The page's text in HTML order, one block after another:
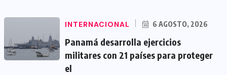
INTERNACIONAL 6 AGOSTO, 2026
Panamá desarrolla ejercicios
militares con 21 países para proteger
el